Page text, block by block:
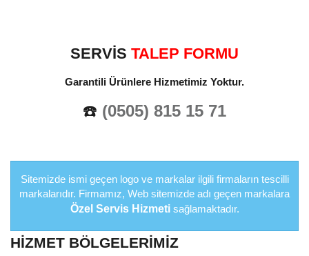
SERVİS TALEP FORMU
Garantili Ürünlere Hizmetimiz Yoktur.
☎️ (0505) 815 15 71
Sitemizde ismi geçen logo ve markalar ilgili firmaların tescilli
markalarıdır. Firmamız, Web sitemizde adı geçen markalara
Özel Servis Hizmetisağlamaktadır.
HIZMET BÖLGELERIMIZ